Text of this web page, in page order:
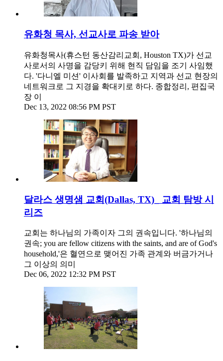
유화청 목사, 선교사로 파송 받아
유화청목사(휴스턴 동산감리교회, Houston TX)가 선교
사로서의 사명을 감당키 위해 현직 담임을 조기 사임했
다. '다니엘 미션' 이사회를 발족하고 지역과 선교 현장의
네트워크로 그 지경을 확대키로 하다. 종합정리, 편집국
장 이
Dec 13, 2022 08:56 PM PST
달라스 생명샘 교회(Dallas, TX)_ 교회 탐방 시
리즈
교회는 하나님의 가족이자 그의 권속입니다. '하나님의
권속; you are fellow citizens with the saints, and are of God's
household,'은 혈연으로 맺어진 가족 관계와 버금가거나
그 이상의 의미
Dec 06, 2022 12:32 PM PST